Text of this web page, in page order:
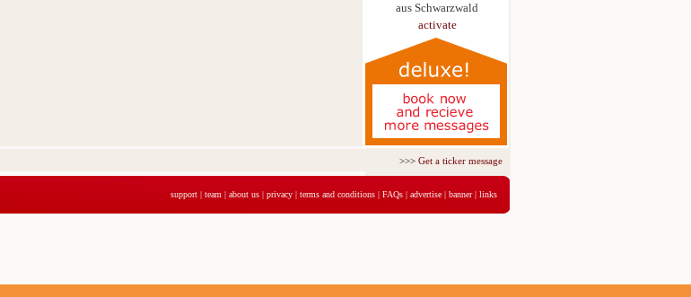
aus Schwarzwald
activate
>>>Get a ticker message for just 5,95€ for 3 days
support | team | about us | privacy | terms and conditions | FAQs | advertise | banner| links